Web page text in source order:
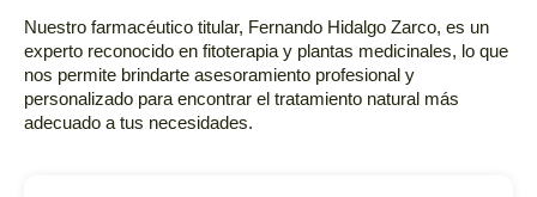
Nuestro farmacéutico titular, Fernando Hidalgo Zarco, es un
experto reconocido en fitoterapia y plantas medicinales, lo que
nos permite brindarte asesoramiento profesional y
personalizado para encontrar el tratamiento natural más
adecuado a tus necesidades.